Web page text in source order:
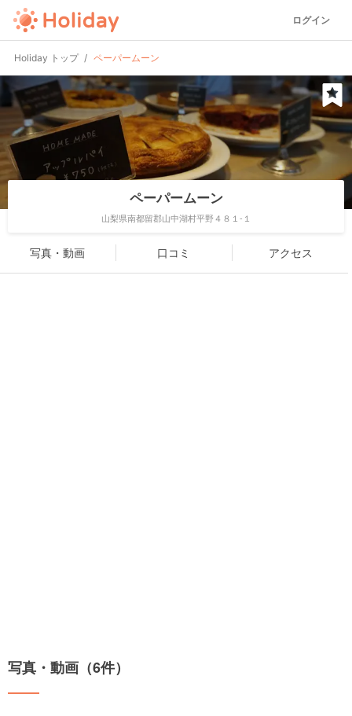
ログイン
Holiday トップ ペーパームーン
ペーパームーン
山梨県南都留郡山中湖村平野４８１-１
写真・動画 口コミ アクセス
写真・動画（6件）